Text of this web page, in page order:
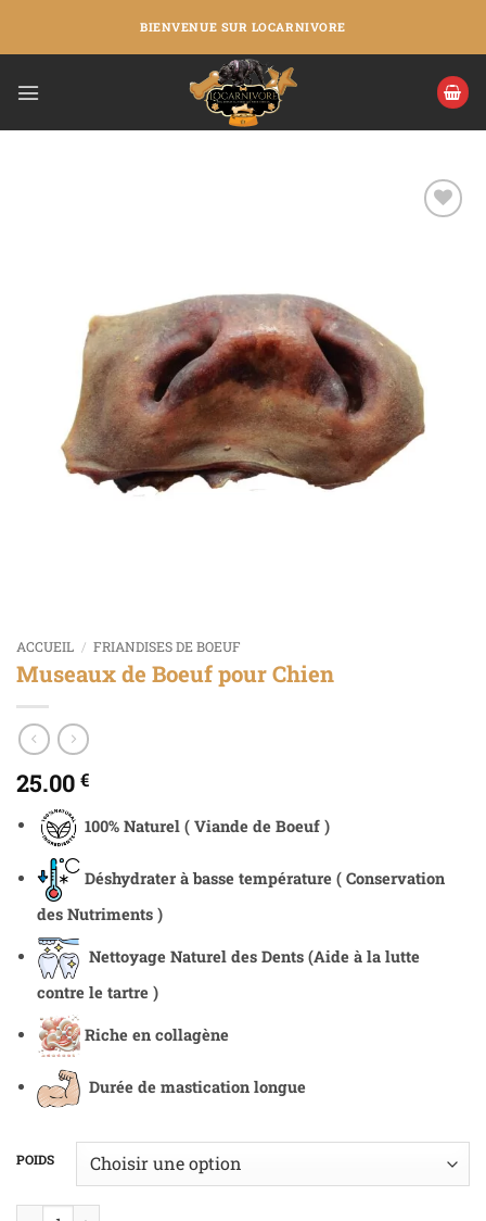
BIENVENUE SUR LOCARNIVORE
ACCUEIL / FRIANDISES DE BOEUF
Museaux de Boeuf pour Chien
25.00 €
100% Naturel ( Viande de Boeuf )
Déshydrater à basse température ( Conservation
des Nutriments )
Nettoyage Naturel des Dents (Aide à la lutte
contre le tartre )
Riche en collagène
Durée de mastication longue
POIDS